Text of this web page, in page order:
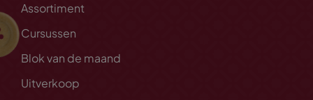
Assortiment
Cursussen
Blok van de maand
Uitverkoop